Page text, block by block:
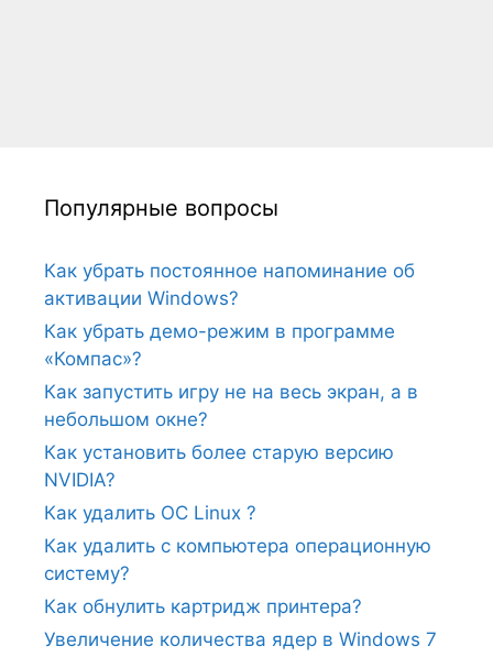
Популярные вопросы
Как убрать постоянное напоминание об
активации Windows?
Как убрать демо-режим в программе
«Компас»?
Как запустить игру не на весь экран, а в
небольшом окне?
Как установить более старую версию
NVIDIA?
Как удалить ОС Linux ?
Как удалить с компьютера операционную
систему?
Как обнулить картридж принтера?
Увеличение количества ядер в Windows 7